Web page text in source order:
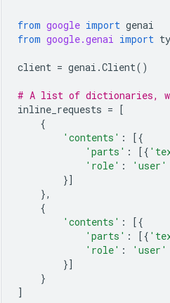
from google import genai
from google.genai import
client = genai .Client()
# A list of dictionaries,
inline_requests = [
{
'contents' :
[{
'parts' : [{
'role' :
'user'
}]
},
{
'contents' :
[{
'parts' : [{
'role' :
'user'
}]
}
]